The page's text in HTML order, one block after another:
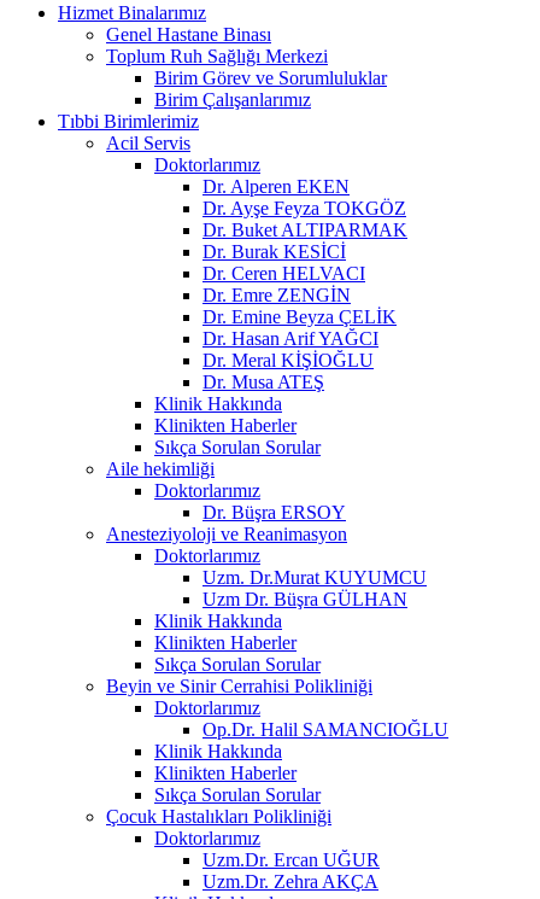
Hizmet Binalarımız
Genel Hastane Binası
Toplum Ruh Sağlığı Merkezi
Birim Görev ve Sorumluluklar
Birim Çalışanlarımız
Tıbbi Birimlerimiz
Acil Servis
Doktorlarımız
Dr. Alperen EKEN
Dr. Ayşe Feyza TOKGÖZ
Dr. Buket ALTIPARMAK
Dr. Burak KESİCİ
Dr. Ceren HELVACI
Dr. Emre ZENGİN
Dr. Emine Beyza ÇELİK
Dr. Hasan Arif YAĞCI
Dr. Meral KİŞİOĞLU
Dr. Musa ATEŞ
Klinik Hakkında
Klinikten Haberler
Sıkça Sorulan Sorular
Aile hekimliği
Doktorlarımız
Dr. Büşra ERSOY
Anesteziyoloji ve Reanimasyon
Doktorlarımız
Uzm. Dr.Murat KUYUMCU
Uzm Dr. Büşra GÜLHAN
Klinik Hakkında
Klinikten Haberler
Sıkça Sorulan Sorular
Beyin ve Sinir Cerrahisi Polikliniği
Doktorlarımız
Op.Dr. Halil SAMANCIOĞLU
Klinik Hakkında
Klinikten Haberler
Sıkça Sorulan Sorular
Çocuk Hastalıkları Polikliniği
Doktorlarımız
Uzm.Dr. Ercan UĞUR
Uzm.Dr. Zehra AKÇA